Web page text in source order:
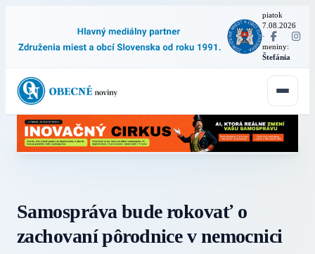
piatok
7.08.2026
·
meniny:
Štefánia
Samospráva bude rokovať o
zachovaní pôrodnice v nemocnici